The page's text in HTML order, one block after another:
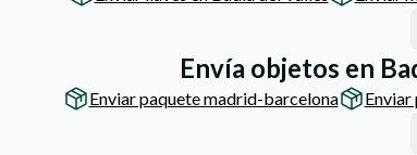
Envía objetos en
Enviar paquete madrid-barcelona